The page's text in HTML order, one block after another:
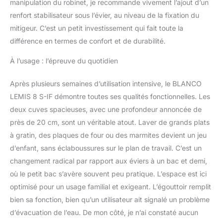
manipulation du robinet, je recommande vivement l’ajout d’un
renfort stabilisateur sous l’évier, au niveau de la fixation du
mitigeur. C’est un petit investissement qui fait toute la
différence en termes de confort et de durabilité.
À l’usage : l’épreuve du quotidien
Après plusieurs semaines d’utilisation intensive, le BLANCO
LEMIS 8 S-IF démontre toutes ses qualités fonctionnelles. Les
deux cuves spacieuses, avec une profondeur annoncée de
près de 20 cm, sont un véritable atout. Laver de grands plats
à gratin, des plaques de four ou des marmites devient un jeu
d’enfant, sans éclaboussures sur le plan de travail. C’est un
changement radical par rapport aux éviers à un bac et demi,
où le petit bac s’avère souvent peu pratique. L’espace est ici
optimisé pour un usage familial et exigeant. L’égouttoir remplit
bien sa fonction, bien qu’un utilisateur ait signalé un problème
d’évacuation de l’eau. De mon côté, je n’ai constaté aucun